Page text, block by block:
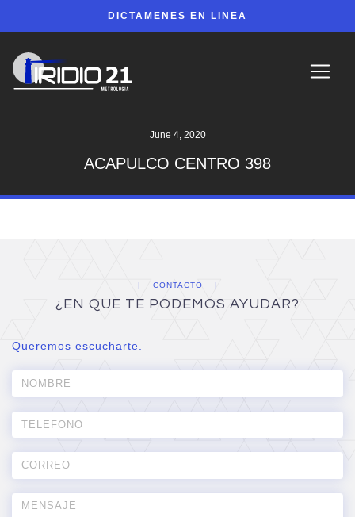
DICTAMENES EN LINEA
June 4, 2020
ACAPULCO CENTRO 398
CONTACTO
¿EN QUE TE PODEMOS AYUDAR?
Queremos escucharte.